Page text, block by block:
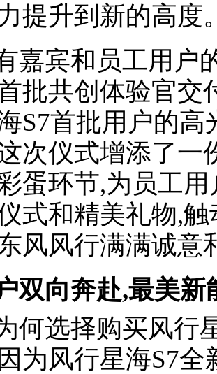
提升到新的高度
嘉宾和员工用户
批共创体验官交
S7首批用户的
次仪式增添了一
蛋环节,为员工
式和精美礼物,
风风行满满诚意
双向奔赴,最美新
何选择购买风行
为风行星海S7